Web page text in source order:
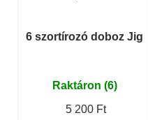
6 szortírozó doboz Jig
Raktáron (6)
5 200 Ft